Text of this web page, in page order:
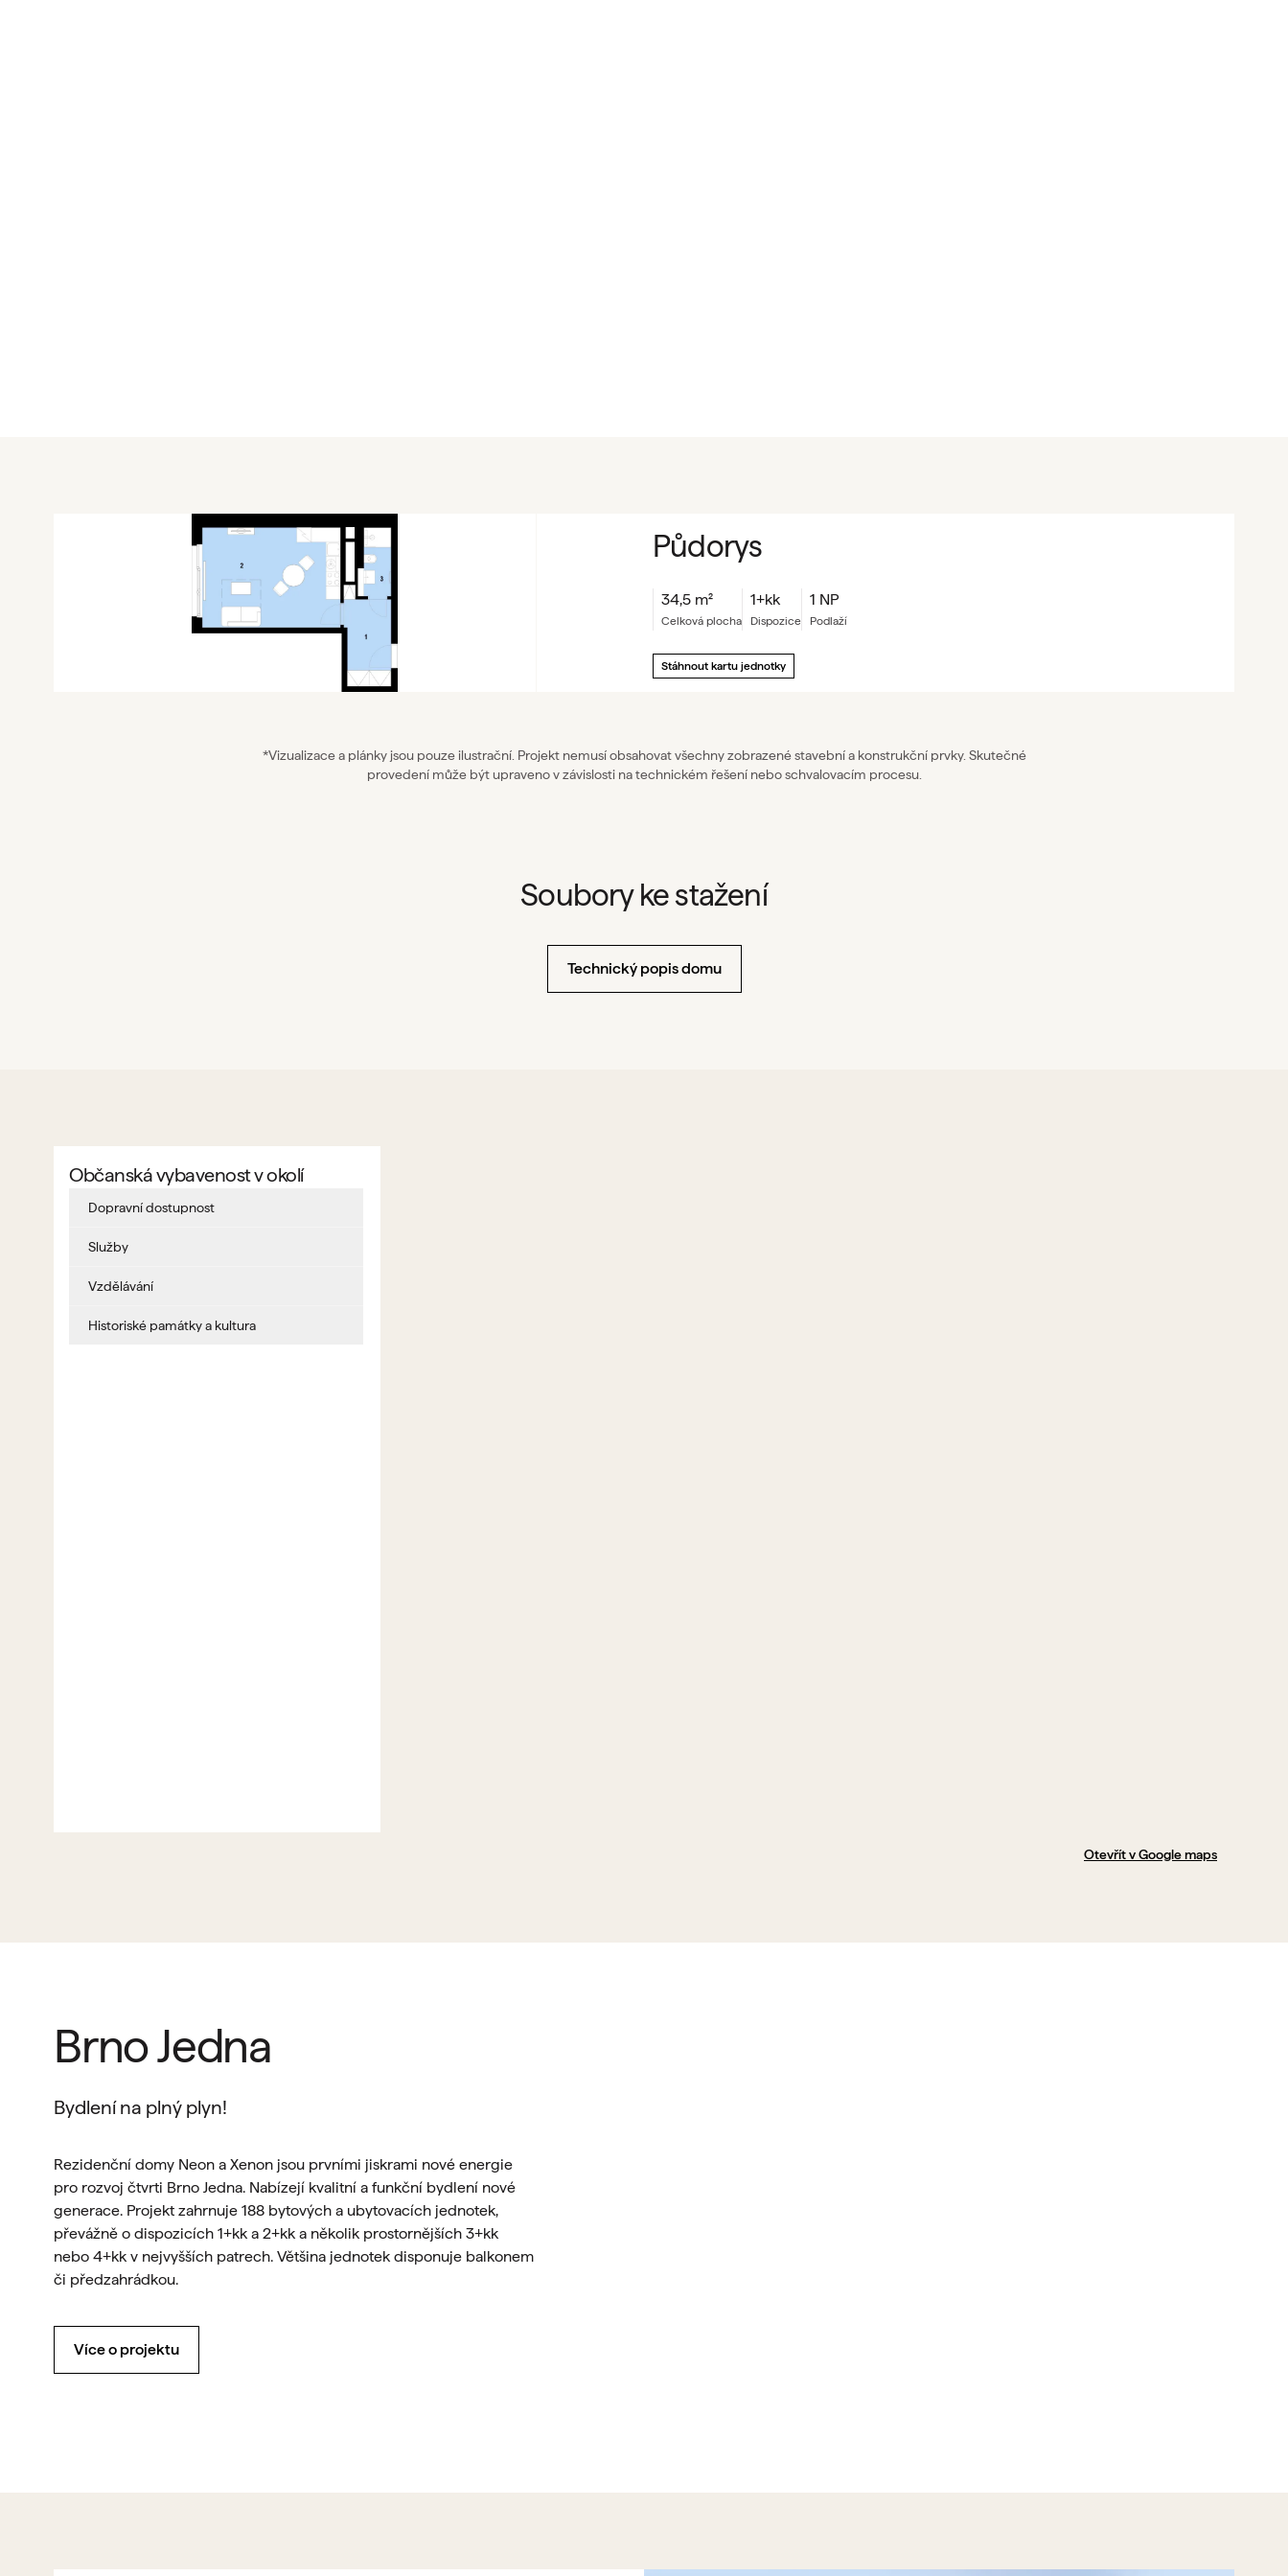
Půdorys
34,5 m²
celková plocha
1+kk
dispozice
1 NP
podlaží
Stáhnout kartu jednotky
*Vizualizace a plánky jsou pouze ilustrační. Projekt nemusí obsahovat všechny zobrazené stavební a konstrukční prvky. Skutečné
provedení může být upraveno v závislosti na technickém řešení nebo schvalovacím procesu.
Soubory ke stažení
Technický popis domu
Občanská vybavenost v okolí
Dopravní dostupnost
Služby
Vzdělávání
Historiské památky a kultura
Otevřít v Google maps
Brno Jedna
Bydlení na plný plyn!
Rezidenční domy Neon a Xenon jsou prvními jiskrami nové energie
pro rozvoj čtvrti Brno Jedna. Nabízejí kvalitní a funkční bydlení nové
generace. Projekt zahrnuje 188 bytových a ubytovacích jednotek,
převážně o dispozicích 1+kk a 2+kk a několik prostornějších 3+kk
nebo 4+kk v nejvyšších patrech. Většina jednotek disponuje balkonem
či předzahrádkou.
Více o projektu